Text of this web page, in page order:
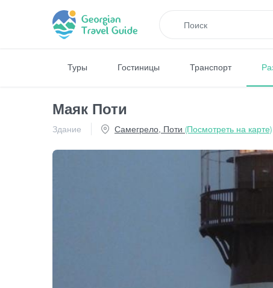
Туры Гостиницы Транспорт
Маяк Поти
Здание Самегрело, Поти (Посмотреть на карте)